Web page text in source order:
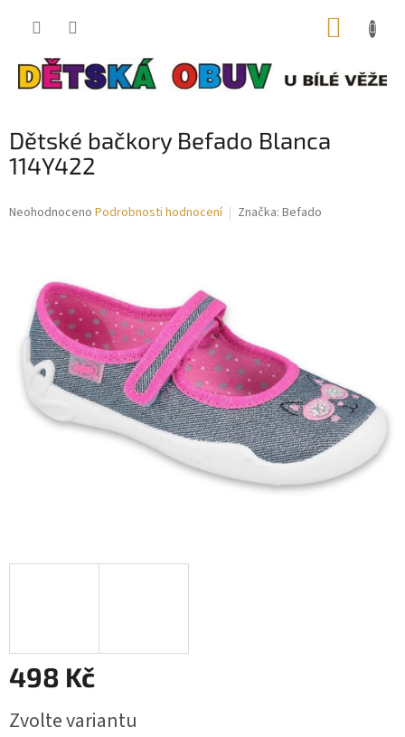
Dětské bačkory Befado Blanca
114Y422
Průměrné
hvězdiček.
Neohodnoceno Podrobnosti hodnocení Značka: Befado
498 Kč
cena:
Zvolte variantu